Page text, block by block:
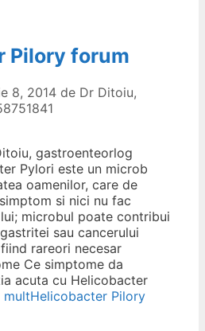
Pilory forum
8, 2014 de Dr Ditoiu,
gastroenteorlog
Pylori este un microb
oamenilor, care de
si nici nu fac
microbul poate contribui
sau cancerului
rareori necesar
Ce simptome da
acuta cu Helicobacter
multHelicobacter Pilory